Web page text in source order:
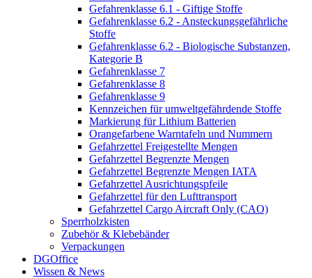
Gefahrenklasse 6.1 - Giftige Stoffe
Gefahrenklasse 6.2 - Ansteckungsgefährliche
Stoffe
Gefahrenklasse 6.2 - Biologische Substanzen,
Kategorie B
Gefahrenklasse 7
Gefahrenklasse 8
Gefahrenklasse 9
Kennzeichen für umweltgefährdende Stoffe
Markierung für Lithium Batterien
Orangefarbene Warntafeln und Nummern
Gefahrzettel Freigestellte Mengen
Gefahrzettel Begrenzte Mengen
Gefahrzettel Begrenzte Mengen IATA
Gefahrzettel Ausrichtungspfeile
Gefahrzettel für den Lufttransport
Gefahrzettel Cargo Aircraft Only (CAO)
Sperrholzkisten
Zubehör & Klebebänder
Verpackungen
DGOffice
Wissen & News